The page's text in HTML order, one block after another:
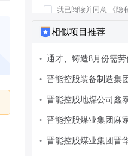
我已阅读并同意 《隐
相似项目推荐
• 通才、铸造8月份需劳
• 晋能控股装备制造集
公告
• 晋能控股地煤公司鑫
• 晋能控股煤业集团麻
询采购公告
• 晋能控股煤业集团晋